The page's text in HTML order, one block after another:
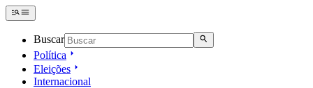
Buscar
Política
Eleições
Internacional